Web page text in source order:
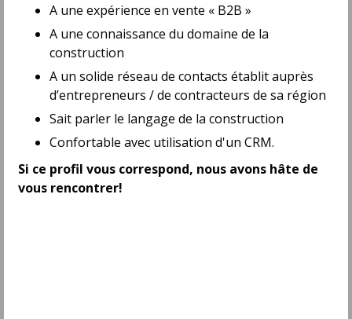
Directeur(trice) régional(e), ventes
terrain
Medline Canada
Québec, QC
From $132,800.00 to $199,200.00 per year
Remote Business Development
Representative
Kingston, ON
Full time
A une expérience en vente « B2B »
A une connaissance du domaine de la
construction
A un solide réseau de contacts établit auprès
d’entrepreneurs / de contracteurs de sa région
Sait parler le langage de la construction
Confortable avec utilisation d'un CRM.
Si ce profil vous correspond, nous avons hâte de
vous rencontrer!